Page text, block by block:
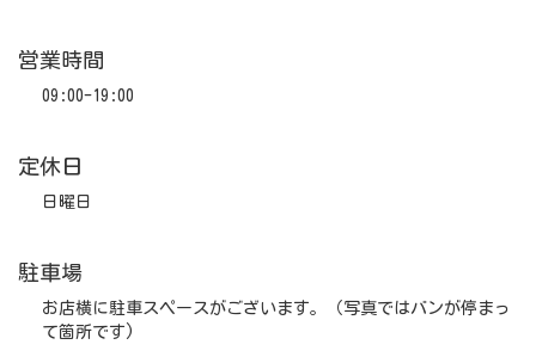
営業時間
09:00-19:00
定休日
日曜日
駐車場
お店横に駐車スペースがございます。（写真ではバンが停まっ
て箇所です)